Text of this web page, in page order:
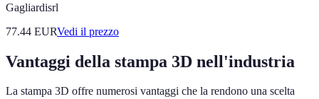
Gagliardisrl
77.44 EURVedi il prezzo
Vantaggi della stampa 3D nell'industria
La stampa 3D offre numerosi vantaggi che la rendono una scelta